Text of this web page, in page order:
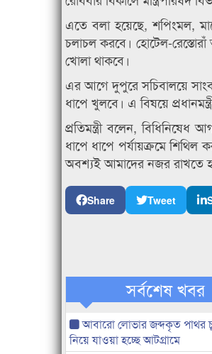
এতে বলা হয়েছে, শপিংমল,
চলাচল করবে। হোটেল-
খোলা থাকবে।
এর আগে দুপুরে সচিবালয়ে
ধাপে খুলবে। এ বিষয়ে
প্রতিমন্ত্রী বলেন, বিধিনিষেধ
ধাপে ধাপে পর্যায়ক্রমে
অবশ্যই আমাদের নজর রাখতে
Share Tweet
সর্বশেষ খবর
আবারো লোভার জব্দকৃত পাথর
নিয়ে যাওয়া হচ্ছে আটগ্রামে